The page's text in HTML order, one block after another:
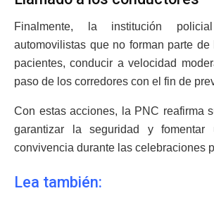
Finalmente, la institución
automovilistas que no forman parte de
pacientes, conducir a velocidad
paso de los corredores con el fin de
Con estas acciones, la PNC reafirma
garantizar la seguridad y fomentar
convivencia durante las celebraciones
Lea también: